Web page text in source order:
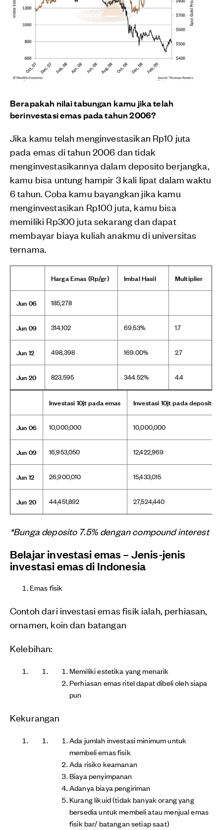
Berapakah nilai tabungan kamu jika telah
berinvestasi emas pada tahun 2006?
Jika kamu telah menginvestasikan Rp10 juta
pada emas di tahun 2006 dan tidak
menginvestasikannya dalam deposito berjangka,
kamu bisa untung hampir 3 kali lipat dalam waktu
6 tahun. Coba kamu bayangkan jika kamu
menginvestasikan Rp100 juta, kamu bisa
memiliki Rp300 juta sekarang dan dapat
membayar biaya kuliah anakmu di universitas
ternama.
Harga Emas (Rp/gr) Imbal Hasil Multiplier
Jun 06 185,278
Jun 09 314,102 69.53% 1.7
Jun 12 498,398 169.00% 2.7
Jun 20 823,595 344.52% 4.4
Investasi 10jt pada emas Investasi 10jt pada deposito
Jun 06 10,000,000 10,000,000
Jun 09 16,953,050 12,422,969
Jun 12 26,900,010 15,433,015
Jun 20 44,451,892 27,524,440
*Bunga deposito 7.5% dengan compound interest
Belajar investasi emas – Jenis-jenis
investasi emas di Indonesia
Emas fisik
Contoh dari investasi emas fisik ialah, perhiasan,
ornamen, koin dan batangan
Kelebihan:
Memiliki estetika yang menarik
Perhiasan emas ritel dapat dibeli oleh siapa
pun
Kekurangan
Ada jumlah investasi minimum untuk
membeli emas fisik
Ada risiko keamanan
Biaya penyimpanan
Adanya biaya pengiriman
Kurang likuid (tidak banyak orang yang
bersedia untuk membeli atau menjual emas
fisik bar/ batangan setiap saat)